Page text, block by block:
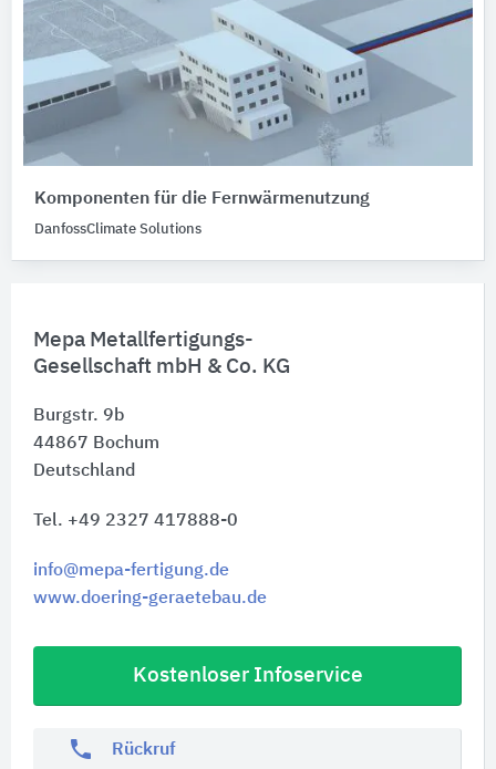
Mepa Metallfertigungs-
Gesellschaft mbH & Co. KG
Burgstr. 9b
44867 Bochum
Deutschland
Tel. +49 2327 417888-0
info@mepa-fertigung.de
www.doering-geraetebau.de
Kostenloser Infoservice
phone Rückruf
Komponenten für die Fernwärmenutzung
DanfossClimate Solutions